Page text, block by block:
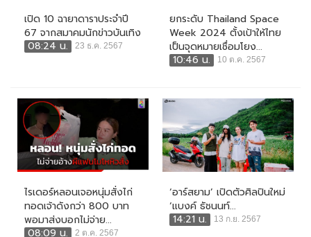
เปิด 10 ฉายาดาราประจำปี
67 จากสมาคมนักข่าวบันเทิง
08:24 น.
23 ธ.ค. 2567
ยกระดับ Thailand Space
Week 2024 ตั้งเป้าให้ไทย
เป็นจุดหมายเชื่อมโยง...
10:46 น.
10 ต.ค. 2567
ไรเดอร์หลอนเจอหนุ่มสั่งไก่
ทอดเจ้าดังกว่า 800 บาท
พอมาส่งบอกไม่จ่าย...
08:09 น.
2 ต.ค. 2567
‘อาร์สยาม’ เปิดตัวศิลปินใหม่
‘แบงค์ ธัชนนท์...
14:21 น.
13 ก.ย. 2567